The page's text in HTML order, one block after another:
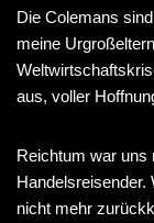
Die Colemans
meine
aus, voller
Reichtum war uns
Handelsreisender.
nicht mehr